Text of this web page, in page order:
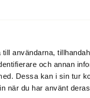
användarna,
och annan
Dessa kan i sin tur
när du har använt